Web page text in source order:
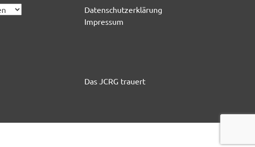
Datenschutzerklärung
Impressum
Das JCRG trauert